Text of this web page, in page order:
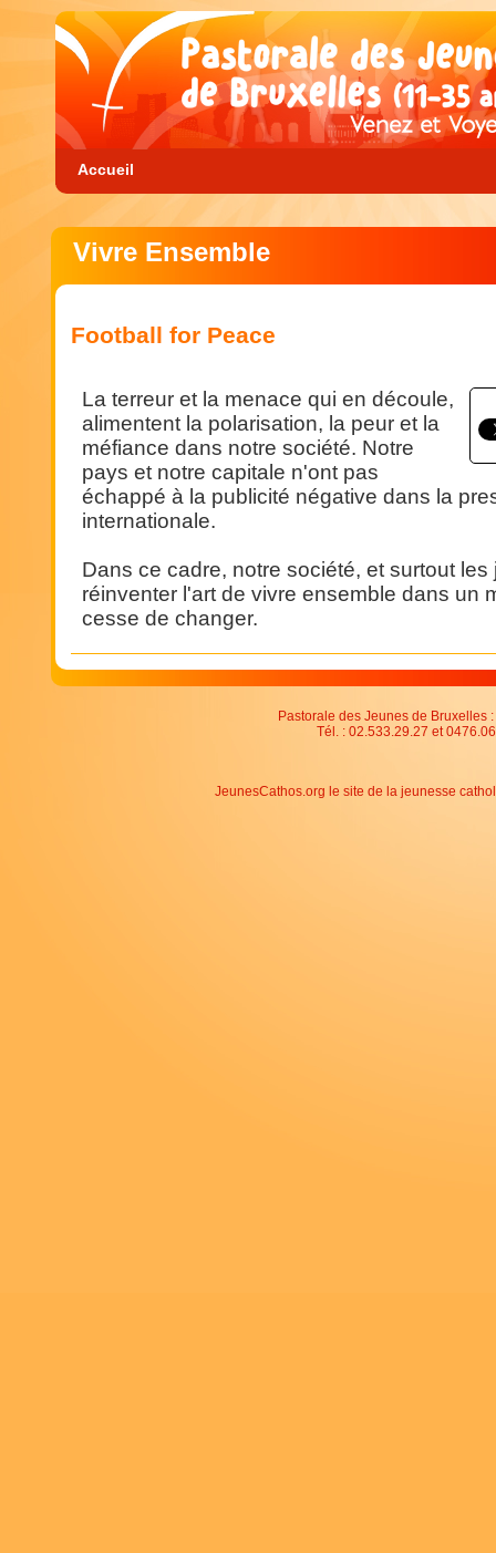
Accueil
Vivre Ensemble
Football for Peace
La terreur et la menace qui en découle,
alimentent la polarisation, la peur et la
méfiance dans notre société. Notre
pays et notre capitale n'ont pas
échappé à la publicité négative dans la
internationale.
Dans ce cadre, notre société, et surtout
réinventer l'art de vivre ensemble dans un
cesse de changer.
Pastorale des Jeunes de Bruxelles
Tél. : 02.533.29.27 et
JeunesCathos.org le site de la jeunesse